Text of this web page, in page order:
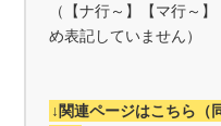
（【ナ行～】【マ行～
め表記していません）
↓関連ページはこちら（